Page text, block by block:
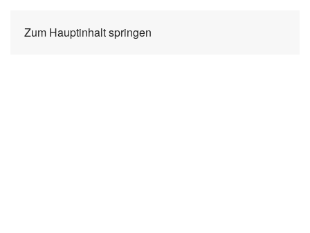
Zum Hauptinhalt springen